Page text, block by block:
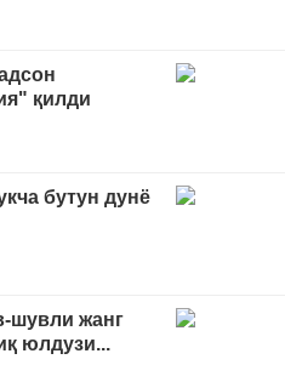
қилди
бутун дунё
шувли жанг
юлдузи...